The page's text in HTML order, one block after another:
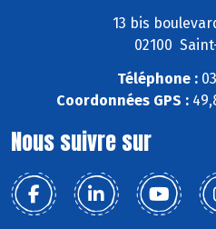
13 bis
02100
Téléphone :03
Coordonnées GPS :
Nous suivre sur